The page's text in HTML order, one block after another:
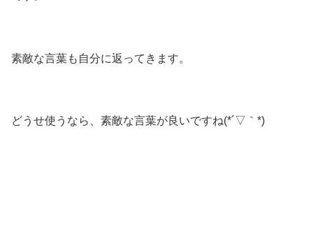
素敵な言葉も自分に返ってきます。
どうせ使うなら、素敵な言葉が良いですね(*´▽｀*)